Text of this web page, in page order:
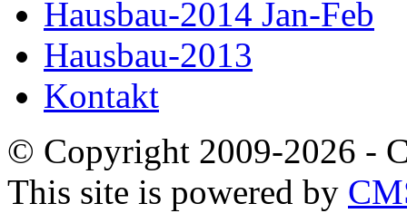
Hausbau-2014 Jan-Feb
Hausbau-2013
Kontakt
© Copyright 2009-2026 -
This site is powered by